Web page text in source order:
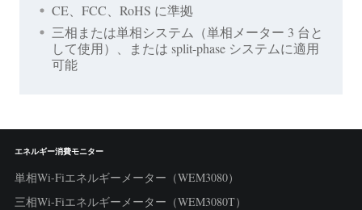
CE、FCC、RoHS に準拠
三相または単相システム（単相メーター 3 台と
して使用）、または split-phase システムに適用
可能
エネルギー消費モニター
単相Wi-Fiエネルギーメーター（WEM3080）
三相Wi-Fiエネルギーメーター（WEM3080T）